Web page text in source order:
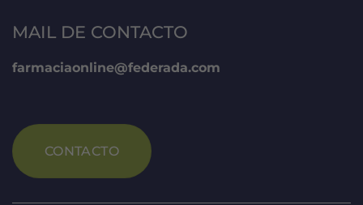
MAIL DE CONTACTO
farmaciaonline@federada.com
CONTACTO